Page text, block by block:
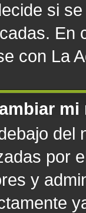
si
En
con La
mi
del
por
y